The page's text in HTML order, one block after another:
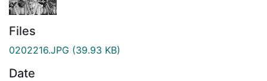
Files
0202216.JPG (39.93 KB)
Date